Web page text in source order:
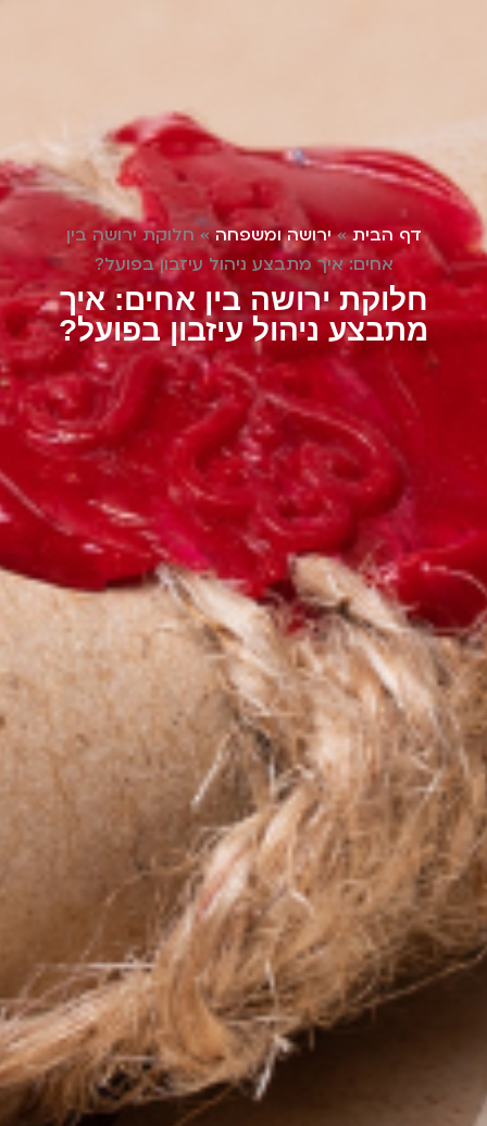
דף הבית»ירושה ומשפחה» חלוקת ירושה בין
אחים: איך מתבצע ניהול עיזבון בפועל?
חלוקת ירושה בין אחים: איך
מתבצע ניהול עיזבון בפועל?